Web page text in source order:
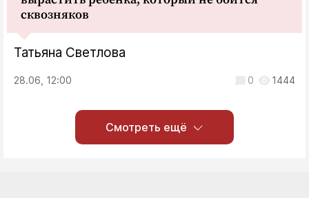
сквозняков
Татьяна Светлова
28.06, 12:00 0 1444
Смотреть ещё